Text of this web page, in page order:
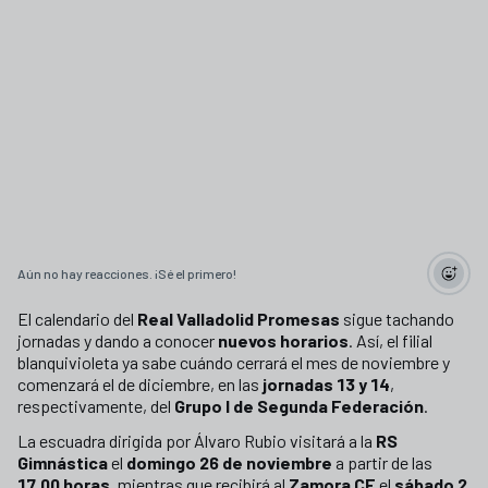
Aún no hay reacciones. ¡Sé el primero!
El calendario del Real Valladolid Promesas sigue tachando
jornadas y dando a conocer nuevos horarios. Así, el filial
blanquivioleta ya sabe cuándo cerrará el mes de noviembre y
comenzará el de diciembre, en las jornadas 13 y 14,
respectivamente, del Grupo I de Segunda Federación.
La escuadra dirigida por Álvaro Rubio visitará a la RS
Gimnásticael domingo 26 de noviembre a partir de las